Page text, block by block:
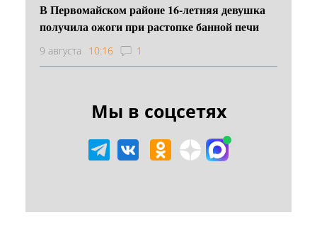
В Первомайском районе 16‑летняя девушка
получила ожоги при растопке банной печи
9 августа 10:16 1
Мы в соцсетях